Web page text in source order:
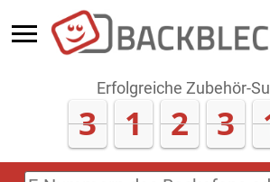
Erfolgreiche Zubehör-
3 1 2 3